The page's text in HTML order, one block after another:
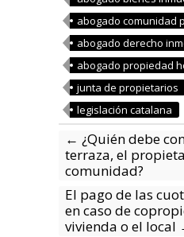
abogado comunidad
barcelona
abogado derecho
abogado propiedad
junta de propietarios
legislación catalana
← ¿Quién debe
terraza, el
comunidad?
El pago de las
en caso de
vivienda o el local